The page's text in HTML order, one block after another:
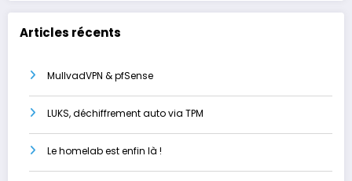
Articles récents
MullvadVPN & pfSense
LUKS, déchiffrement auto via TPM
Le homelab est enfin là !